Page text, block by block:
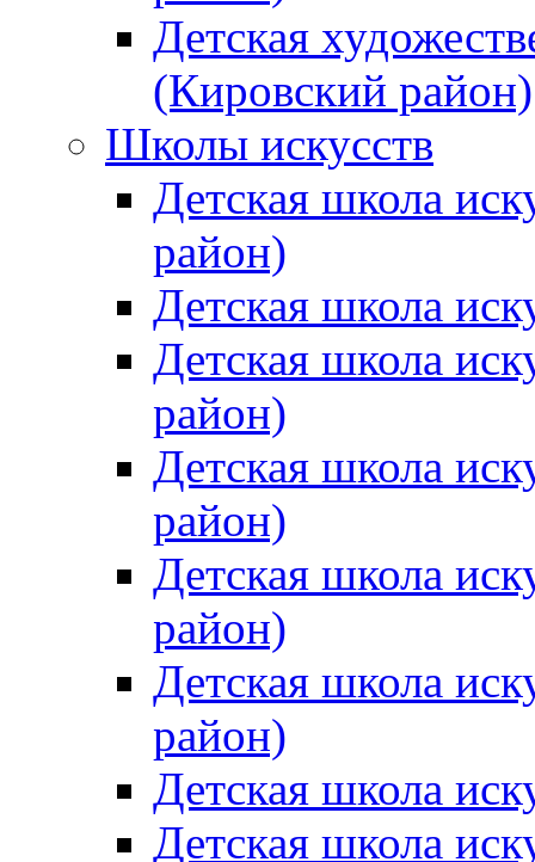
Детская
(Кировский район)
Школы искусств
Детская школа
район)
Детская школа
Детская школа
район)
Детская школа
район)
Детская школа
район)
Детская школа
район)
Детская школа
Детская школа